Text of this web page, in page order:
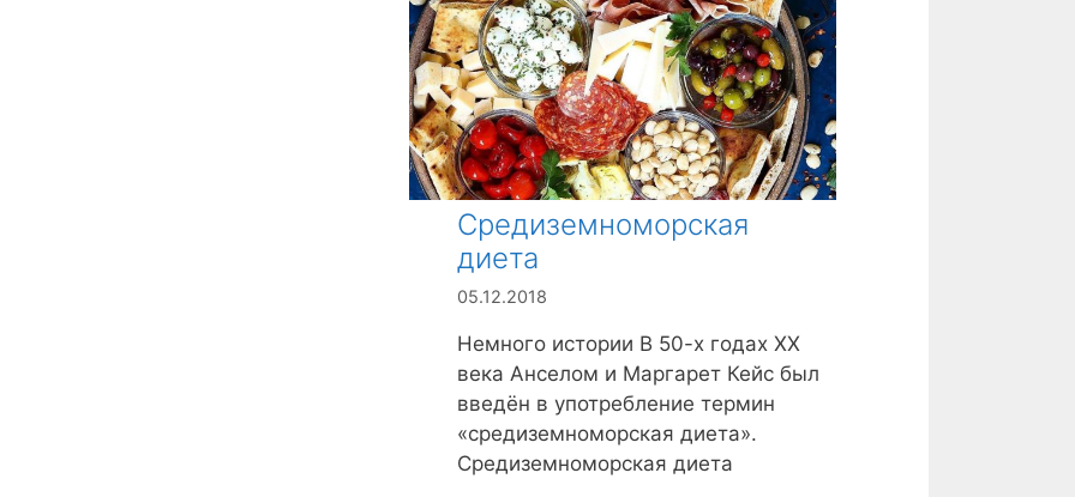
р
и
к
и
Средиземноморская
диета
05.12.2018
Немного истории В 50-х годах XX
века Анселом и Маргарет Кейс был
введён в употребление термин
«средиземноморская диета».
Средиземноморская диета